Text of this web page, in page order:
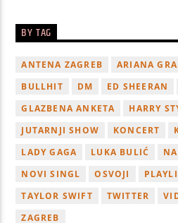
BY TAG
ANTENA ZAGREB ARIANA
BULLHIT
DM ED SHEERAN
GLAZBENA ANKETA
HARRY
JUTARNJI SHOW
KONCERT
LADY GAGA
LUKA BULIĆ
NOVI SINGL
OSVOJI
TAYLOR SWIFT
TWITTER
ZAGREB